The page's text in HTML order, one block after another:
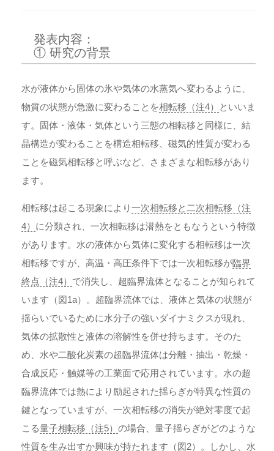
発表内容：
① 研究の背景
水が液体から固体の氷や気体の水蒸気へ変わるように、
物質の状態が急激に変わることを相転移（注4）
といいま
す。固体・液体・気体という三態の相転移と同様に、結
晶構造が変わることを構造相転移、磁気的性質が変わる
ことを磁気相転移と呼ぶなど、さまざまな相転移があり
ます。
相転移は起こる現象により一次相転移と二次相転移（注
4） に分類され、一次相転移は潜熱をともなうという特徴
があります。水の液体から気体に変化する相転移は一次
相転移ですが、高温・高圧条件下では一次相転移が臨界
終点（注4） で消失し、超臨界流体となることが知られて
います（図1a）。超臨界流体では、液体と気体の状態が
揺らいでいるために水分子の強いダイナミクスが現れ、
気体の拡散性と液体の溶解性を併せ持ちます。そのた
め、水や二酸化炭素の超臨界流体は分離・抽出・乾燥・
合成反応・触媒等の工業面で応用されています。水の超
臨界流体では熱により励起された揺らぎが特異な性質の
鍵となっていますが、一次相転移の消失が絶対零度で起
こる量子相転移（注5） の場合、量子揺らぎがどのような
性質を生み出すか興味が持たれます（図2）。しかし、水